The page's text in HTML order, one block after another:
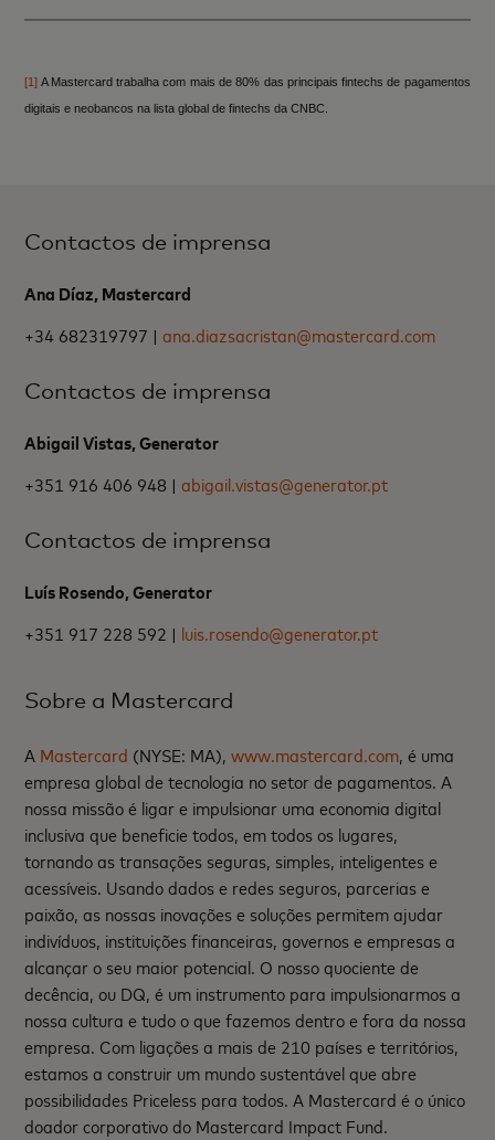
[1] A Mastercard trabalha com mais de 80% das principais fintechs de pagamentos
digitais e neobancos na lista global de fintechs da CNBC.
Contactos de imprensa
Ana Díaz, Mastercard
+34 682319797 |ana.diazsacristan@mastercard.com
Contactos de imprensa
Abigail Vistas, Generator
+351 916 406 948 |abigail.vistas@generator.pt
Contactos de imprensa
Luís Rosendo, Generator
+351 917 228 592 | luis.rosendo@generator.pt
Sobre a Mastercard
A Mastercard (NYSE: MA),www.mastercard.com, é uma
empresa global de tecnologia no setor de pagamentos. A
nossa missão é ligar e impulsionar uma economia digital
inclusiva que beneficie todos, em todos os lugares,
tornando as transações seguras, simples, inteligentes e
acessíveis. Usando dados e redes seguros, parcerias e
paixão, as nossas inovações e soluções permitem ajudar
indivíduos, instituições financeiras, governos e empresas a
alcançar o seu maior potencial. O nosso quociente de
decência, ou DQ, é um instrumento para impulsionarmos a
nossa cultura e tudo o que fazemos dentro e fora da nossa
empresa. Com ligações a mais de 210 países e territórios,
estamos a construir um mundo sustentável que abre
possibilidades Priceless para todos. A Mastercard é o único
doador corporativo do Mastercard Impact Fund.